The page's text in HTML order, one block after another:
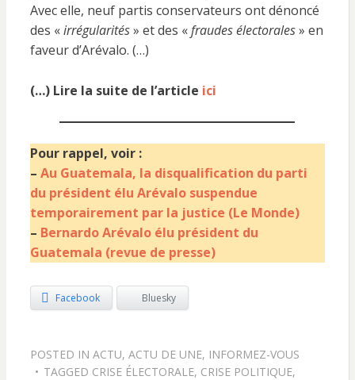
Avec elle, neuf partis conservateurs ont dénoncé
des «irrégularités» et des «fraudes électorales» en
faveur d’Arévalo. (…)
(…) Lire la suite de l’article ici
Pour rappel, voir :
– Au Guatemala, la disqualification du parti
du président élu Arévalo suspendue
temporairement par la justice (Le Monde)
– Bernardo Arévalo élu président du
Guatemala (revue de presse)
Facebook Bluesky
POSTED IN ACTU, ACTU DE UNE, INFORMEZ-VOUS
TAGGED CRISE ÉLECTORALE, CRISE POLITIQUE,